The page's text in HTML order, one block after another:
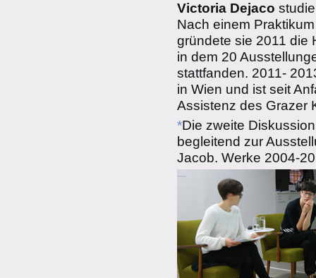
Victoria Dejaco
Nach einem
gründete sie 2011 die
in dem 20
stattfanden. 2011-
in Wien und ist seit
Assistenz des Grazer
*Die zweite
begleitend zur
Jacob. Werke 2004-